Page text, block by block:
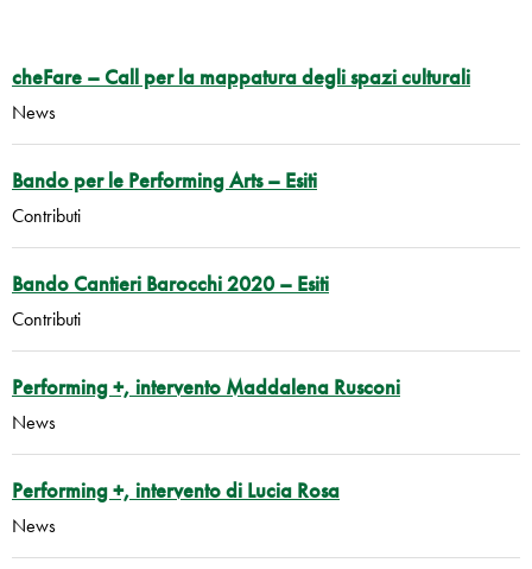
cheFare – Call per la mappatura degli spazi culturali
News
Bando per le Performing Arts – Esiti
Contributi
Bando Cantieri Barocchi 2020 – Esiti
Contributi
Performing +, intervento Maddalena Rusconi
News
Performing +, intervento di Lucia Rosa
News